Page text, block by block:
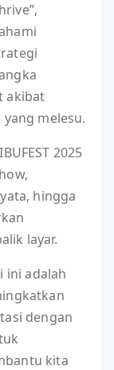
akibat
melesu.
2025
hingga
layar.
ini adalah
dengan
kita